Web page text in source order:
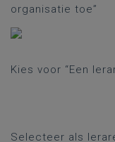
organisatie toe”
Kies voor “Een
Selecteer als